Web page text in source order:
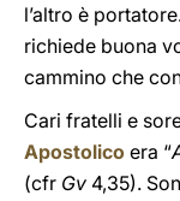
l’altro è
richiede buona
cammino che
Cari fratelli e
Apostolico era “
(cfr Gv 4,35).